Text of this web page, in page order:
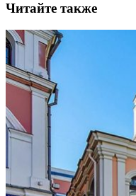
Читайте также